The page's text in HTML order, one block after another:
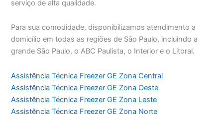
serviço de alta qualidade.
Para sua comodidade, disponibilizamos atendimento a
domicílio em todas as regiões de São Paulo, incluindo a
grande São Paulo, o ABC Paulista, o Interior e o Litoral.
Assistência Técnica Freezer GE Zona Central
Assistência Técnica Freezer GE Zona Oeste
Assistência Técnica Freezer GE Zona Leste
Assistência Técnica Freezer GE Zona Norte